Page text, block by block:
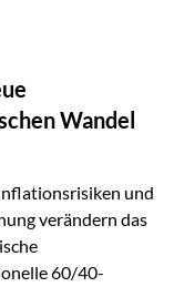
Geopolitische
und
Wandel
und
verändern das
60/40-